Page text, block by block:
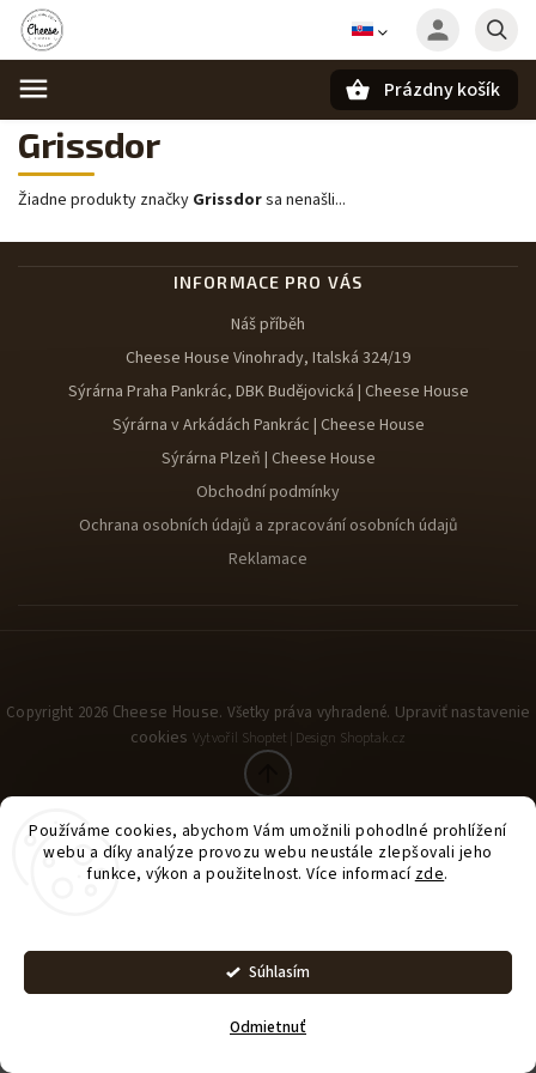
Používáme cookies, abychom Vám umožnili pohodlné prohlížení
webu a díky analýze provozu webu neustále zlepšovali jeho
funkce, výkon a použitelnost. Více informací zde.
Odmietnuť
Súhlasím
Hľadať
Prázdny košík
Grissdor
Žiadne produkty značky Grissdorsa nenašli...
INFORMACE PRO VÁS
Náš příběh
Cheese House Vinohrady, Italská 324/19
Sýrárna Praha Pankrác, DBK Budějovická | Cheese House
Sýrárna v Arkádách Pankrác | Cheese House
Sýrárna Plzeň | Cheese House
Obchodní podmínky
Ochrana osobních údajů a zpracování osobních údajů
Reklamace
Copyright 2026 Cheese House. Všetky práva vyhradené. Upraviť nastavenie
cookies Vytvořil Shoptet | Design Shoptak.cz